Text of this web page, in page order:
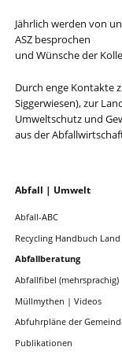
Jährlich werden von
ASZ besprochen
und Wünsche der
Durch enge Kontakte
Siggerwiesen), zur
Umweltschutz und
aus der
Navigation
Abfall | Umwelt
Abfall-ABC
Recycling Handbuch
Abfallberatung
Abfallfibel (mehrsprachig)
Müllmythen | Videos
Abfuhrpläne der
Publikationen